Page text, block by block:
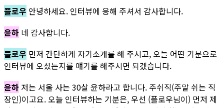
플로우 안녕하세요. 인터뷰에 응해 주셔서 감사합니다.
윤하 네 감사합니다.
플로우 먼저 간단하게 자기소개를 해 주시고, 오늘 어떤 기분으로
인터뷰에 오셨는지를 얘기를 해주시면 되겠습니다.
윤하 저는 서울 사는 30살 윤하라고 합니다. 주쉬직(주말 쉬는 직
장인)이고요. 오늘 인터뷰하는 기분은, 우선 (플로우님이) 먼저 제